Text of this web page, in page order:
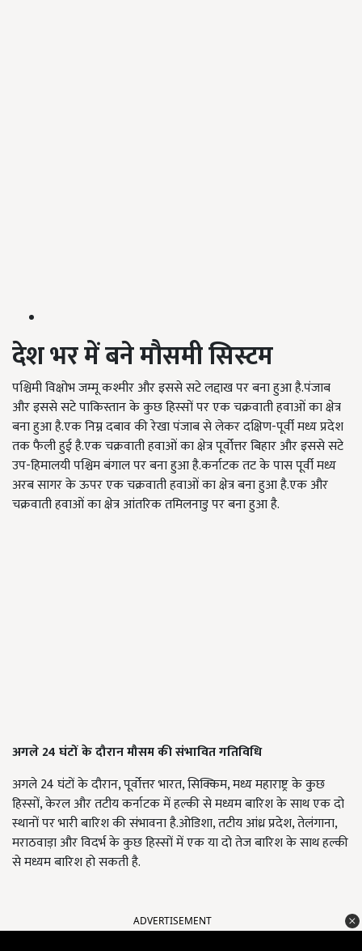
देश भर में बने मौसमी सिस्टम
पश्चिमी विक्षोभ जम्मू कश्मीर और इससे सटे लद्दाख पर बना हुआ है.पंजाब
और इससे सटे पाकिस्तान के कुछ हिस्सों पर एक चक्रवाती हवाओं का क्षेत्र
बना हुआ है.एक निम्न दबाव की रेखा पंजाब से लेकर दक्षिण-पूर्वी मध्य प्रदेश
तक फैली हुई है.एक चक्रवाती हवाओं का क्षेत्र पूर्वोत्तर बिहार और इससे सटे
उप-हिमालयी पश्चिम बंगाल पर बना हुआ है.कर्नाटक तट के पास पूर्वी मध्य
अरब सागर के ऊपर एक चक्रवाती हवाओं का क्षेत्र बना हुआ है.एक और
चक्रवाती हवाओं का क्षेत्र आंतरिक तमिलनाडु पर बना हुआ है.
अगले24घंटों के दौरान मौसम की संभावित गतिविधि
अगले 24 घंटों के दौरान, पूर्वोत्तर भारत, सिक्किम, मध्य महाराष्ट्र के कुछ
हिस्सों, केरल और तटीय कर्नाटक में हल्की से मध्यम बारिश के साथ एक दो
स्थानों पर भारी बारिश की संभावना है.ओडिशा, तटीय आंध्र प्रदेश, तेलंगाना,
मराठवाड़ा और विदर्भ के कुछ हिस्सों में एक या दो तेज बारिश के साथ हल्की
से मध्यम बारिश हो सकती है.
ADVERTISEMENT